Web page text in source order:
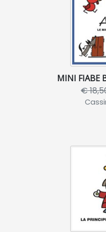
MINI FIABE
€